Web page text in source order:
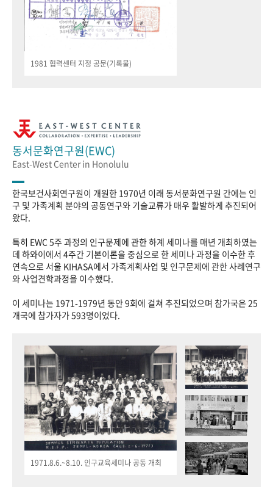
1981 협력센터 지정 공문(기록물)
동서문화연구원(EWC)
East-West Center in Honolulu
한국보건사회연구원이 개원한 1970년 이래 동서문화연구원 간에는 인
구 및 가족계획 분야의 공동연구와 기술교류가 매우 활발하게 추진되어
왔다.
특히 EWC 5주 과정의 인구문제에 관한 하계 세미나를 매년 개최하였는
데 하와이에서 4주간 기본이론을 중심으로 한 세미나 과정을 이수한 후
연속으로 서울 KIHASA에서 가족계획사업 및 인구문제에 관한 사례연구
와 사업견학과정을 이수했다.
이 세미나는 1971-1979년 동안 9회에 걸쳐 추진되었으며 참가국은 25
개국에 참가자가 593명이었다.
1971.8.6.~8.10. 인구교육세미나 공동 개최